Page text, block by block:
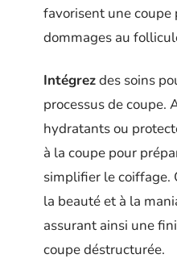
favorisent une
dommages au
Intégrezdes soins
processus de coupe.
hydratants ou
à la coupe pour
simplifier le coiffage.
la beauté et à la
assurant ainsi une
coupe déstructurée.